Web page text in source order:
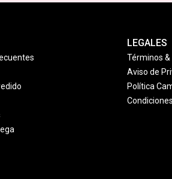
LEGALES
Términos &
Aviso de
Política